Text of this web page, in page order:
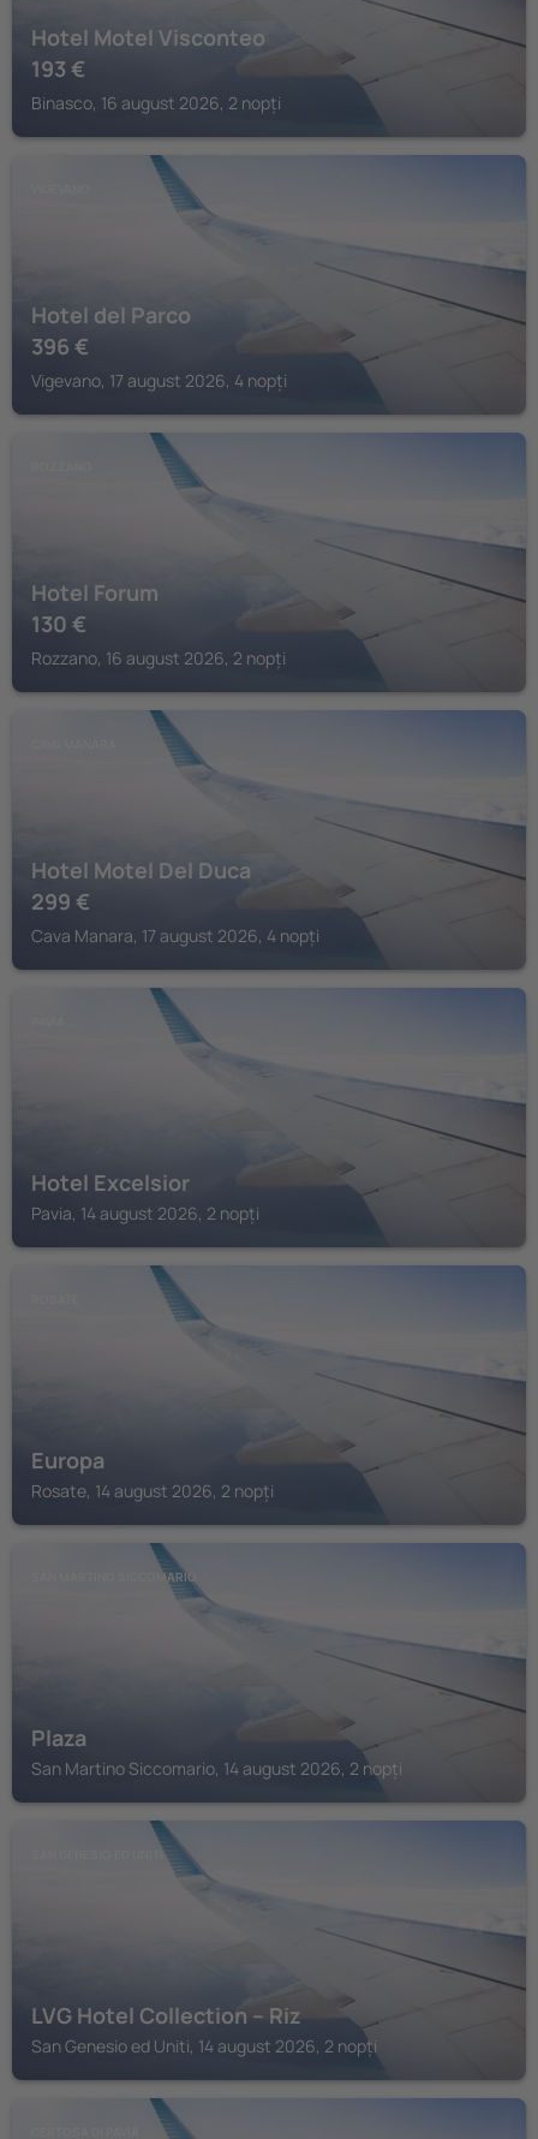
Hotel Motel Visconteo
193 €
Binasco, 16 august 2026, 2 nopți
Hotel del Parco
396 €
Vigevano, 17 august 2026, 4 nopți
Hotel Forum
130 €
Rozzano, 16 august 2026, 2 nopți
Hotel Motel Del Duca
299 €
Cava Manara, 17 august 2026, 4 nopți
Hotel Excelsior
Pavia, 14 august 2026, 2 nopți
Europa
Rosate, 14 august 2026, 2 nopți
SAN MARTINO SICCOMARIO
Plaza
San Martino Siccomario, 14 august 2026, 2 nopți
LVG Hotel Collection – Riz
San Genesio ed Uniti, 14 august 2026, 2 nopți